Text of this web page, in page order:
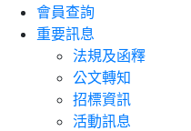
會員查詢
重要訊息
法規及函釋
公文轉知
招標資訊
活動訊息